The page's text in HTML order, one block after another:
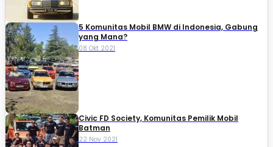
5 Komunitas Mobil BMW di Indonesia, Gabung
yang Mana?
08 Okt 2021
Civic FD Society, Komunitas Pemilik Mobil
Batman
22 Nov 2021